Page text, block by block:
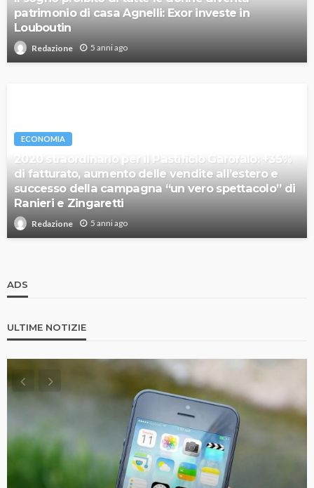
patrimonio di casa Agnelli: Exor investe in
Louboutin
Redazione 5 anni ago
ECONOMIA
2020 straordinario per il Pastificio Garofalo: +35%
di fatturato, aumento delle vendite all’estero e
successo della campagna “un vero spettacolo” di
Ranieri e Zingaretti
Redazione 5 anni ago
ADS
ULTIME NOTIZIE